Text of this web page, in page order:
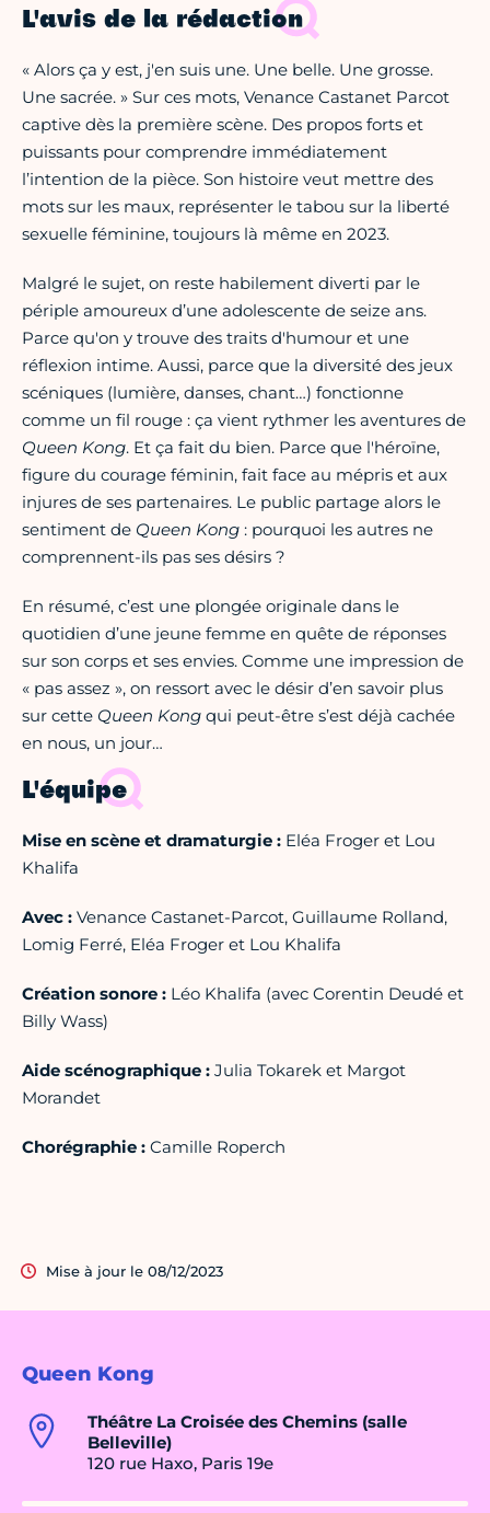
Queen Kong
Théâtre La Croisée des Chemins (salle
Belleville)
120 rue Haxo, Paris 19e
L'avis de la rédaction
« Alors ça y est, j'en suis une. Une belle. Une grosse.
Une sacrée. » Sur ces mots, Venance Castanet Parcot
captive dès la première scène. Des propos forts et
puissants pour comprendre immédiatement
l’intention de la pièce. Son histoire veut mettre des
mots sur les maux, représenter le tabou sur la liberté
sexuelle féminine, toujours là même en 2023.
Malgré le sujet, on reste habilement diverti par le
périple amoureux d’une adolescente de seize ans.
Parce qu'on y trouve des traits d'humour et une
réflexion intime. Aussi, parce que la diversité des jeux
scéniques (lumière, danses, chant…) fonctionne
comme un fil rouge : ça vient rythmer les aventures de
Queen Kong. Et ça fait du bien. Parce que l'héroïne,
figure du courage féminin, fait face au mépris et aux
injures de ses partenaires. Le public partage alors le
sentiment de Queen Kong : pourquoi les autres ne
comprennent-ils pas ses désirs ?
En résumé, c’est une plongée originale dans le
quotidien d’une jeune femme en quête de réponses
sur son corps et ses envies. Comme une impression de
« pas assez », on ressort avec le désir d’en savoir plus
sur cette Queen Kong qui peut-être s’est déjà cachée
en nous, un jour…
L'équipe
Mise en scène et dramaturgie : Eléa Froger et Lou
Khalifa
Avec : Venance Castanet-Parcot, Guillaume Rolland,
Lomig Ferré, Eléa Froger et Lou Khalifa
Création sonore : Léo Khalifa (avec Corentin Deudé et
Billy Wass)
Aide scénographique : Julia Tokarek et Margot
Morandet
Chorégraphie : Camille Roperch
Mise à jour le 08/12/2023